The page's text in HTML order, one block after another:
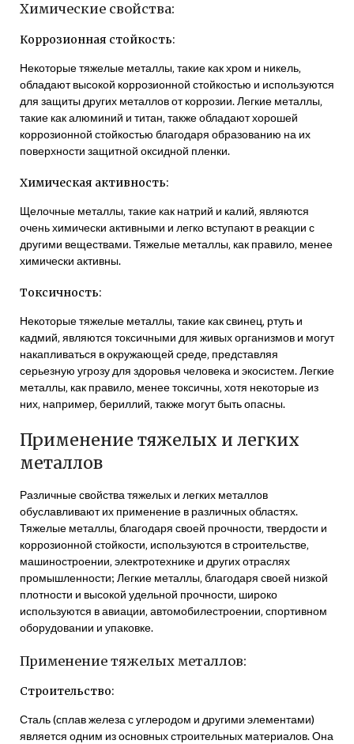
Химические свойства:
Коррозионная стойкость:
Некоторые тяжелые металлы‚ такие как хром и никель‚
обладают высокой коррозионной стойкостью и используются
для защиты других металлов от коррозии. Легкие металлы‚
такие как алюминий и титан‚ также обладают хорошей
коррозионной стойкостью благодаря образованию на их
поверхности защитной оксидной пленки.
Химическая активность:
Щелочные металлы‚ такие как натрий и калий‚ являются
очень химически активными и легко вступают в реакции с
другими веществами. Тяжелые металлы‚ как правило‚ менее
химически активны.
Токсичность:
Некоторые тяжелые металлы‚ такие как свинец‚ ртуть и
кадмий‚ являются токсичными для живых организмов и могут
накапливаться в окружающей среде‚ представляя
серьезную угрозу для здоровья человека и экосистем. Легкие
металлы‚ как правило‚ менее токсичны‚ хотя некоторые из
них‚ например‚ бериллий‚ также могут быть опасны.
Применение тяжелых и легких
металлов
Различные свойства тяжелых и легких металлов
обуславливают их применение в различных областях.
Тяжелые металлы‚ благодаря своей прочности‚ твердости и
коррозионной стойкости‚ используются в строительстве‚
машиностроении‚ электротехнике и других отраслях
промышленности; Легкие металлы‚ благодаря своей низкой
плотности и высокой удельной прочности‚ широко
используются в авиации‚ автомобилестроении‚ спортивном
оборудовании и упаковке.
Применение тяжелых металлов:
Строительство:
Сталь (сплав железа с углеродом и другими элементами)
является одним из основных строительных материалов. Она